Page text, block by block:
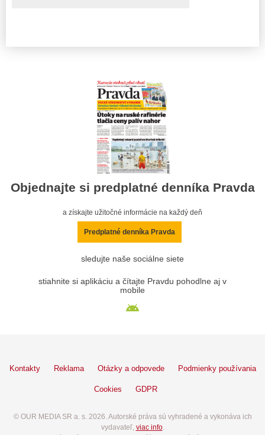
Objednajte si predplatné denníka Pravda
a získajte užitočné informácie na každý deň
Predplatné denníka Pravda
sledujte naše sociálne siete
stiahnite si aplikáciu a čítajte Pravdu pohodlne aj v
mobile
Kontakty Reklama Otázky a odpovede Podmienky používania
Cookies GDPR
© OUR MEDIA SR a. s. 2026. Autorské práva sú vyhradené a vykonáva ich
vydavateľ, viac info.